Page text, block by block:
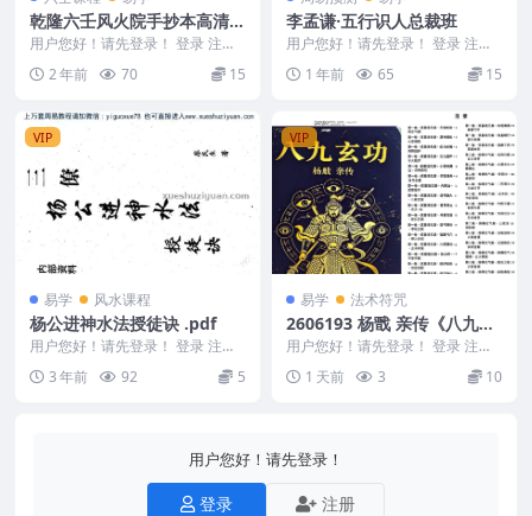
乾隆六壬风火院手抄本高清 5
2页
用户您好！请先登录！ 登录 注册
乾隆六壬风火院手抄本高清 52页
241098...
2 年前 70 15
李孟谦·五行识人总裁班
用户您好！请先登录！ 登录 注册
李孟谦·五行识人总裁班 2505128
1 第...1 年前 65 15
VIP
易学 风水课程
杨公进神水法授徒诀 .pdf
用户您好！请先登录！ 登录 注册
编号：MY2212-200-234 杨公进
神水...3 年前 92 5
VIP
易学 法术符咒
2606193 杨戬 亲传《八九玄
功》103页
用户您好！请先登录！ 登录 注册
杨戬 亲传《八九玄功》103页 260
6193...
1 天前 3 10
用户您好！请先登录！
登录 注册